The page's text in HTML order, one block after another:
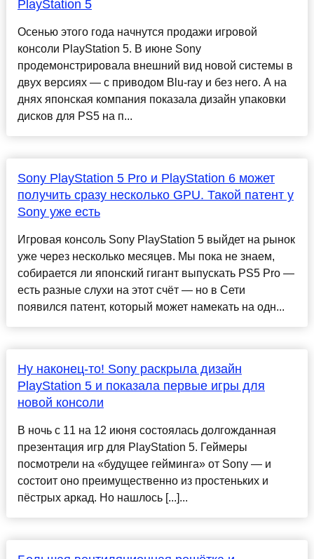
PlayStation 5
Осенью этого года начнутся продажи игровой
консоли PlayStation 5. В июне Sony
продемонстрировала внешний вид новой системы в
двух версиях — с приводом Blu-ray и без него. А на
днях японская компания показала дизайн упаковки
дисков для PS5 на п...
Sony PlayStation 5 Pro и PlayStation 6 может
получить сразу несколько GPU. Такой патент у
Sony уже есть
Игровая консоль Sony PlayStation 5 выйдет на рынок
уже через несколько месяцев. Мы пока не знаем,
собирается ли японский гигант выпускать PS5 Pro —
есть разные слухи на этот счёт — но в Сети
появился патент, который может намекать на одн...
Ну наконец-то! Sony раскрыла дизайн
PlayStation 5 и показала первые игры для
новой консоли
В ночь с 11 на 12 июня состоялась долгожданная
презентация игр для PlayStation 5. Геймеры
посмотрели на «будущее гейминга» от Sony — и
состоит оно преимущественно из простеньких и
пёстрых аркад. Но нашлось [...]...